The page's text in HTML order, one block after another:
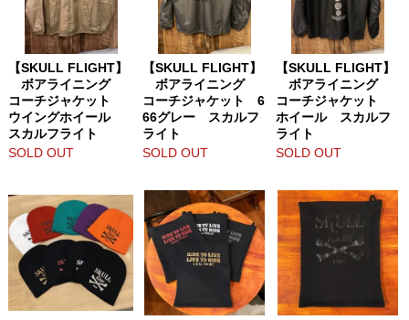
【SKULL FLIGHT】
ボアライニング
コーチジャケット
ウイングホイール
スカルフライト
SOLD OUT
【SKULL FLIGHT】
ボアライニング
コーチジャケット 6
66グレー スカルフ
ライト
SOLD OUT
【SKULL FLIGHT】
ボアライニング
コーチジャケット
ホイール スカルフ
ライト
SOLD OUT